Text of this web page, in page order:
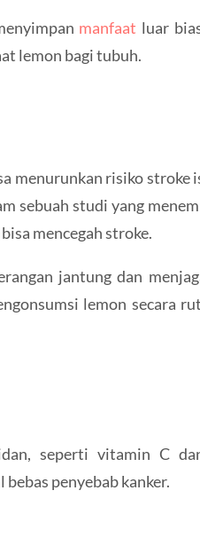
manfaat luar
lemon bagi tubuh.
menurunkan risiko stroke
sebuah studi yang
mencegah stroke.
jantung dan
lemon secara
seperti vitamin C
penyebab kanker.